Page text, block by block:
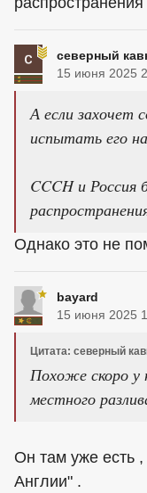
северный
15 июня 2025
А если захочет
испытать его
CCCH и Россия
Однако это не
bayard
15 июня 2025
Цитата: северный
Похоже скоро у
местного
Он там уже есть
Англии" .